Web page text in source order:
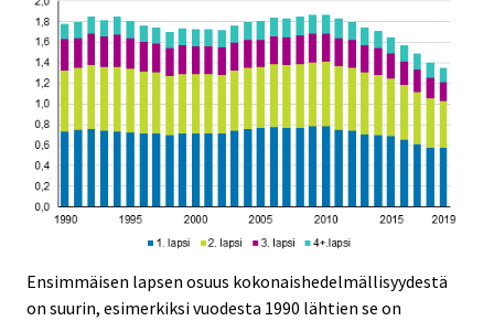
Ensimmäisen lapsen osuus kokonaishedelmällisyydestä
on suurin, esimerkiksi vuodesta 1990 lähtien se on